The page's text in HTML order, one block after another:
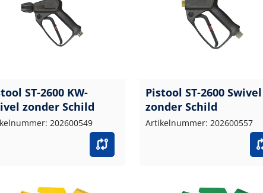
ST-2600 KW-
zonder Schild
202600549
Pistool ST-2600 Swivel
zonder Schild
Artikelnummer: 202600557